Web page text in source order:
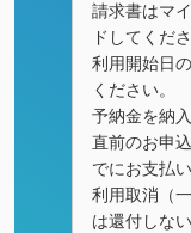
請求書はマ
ドしてくださ
利用開始日
ください。
予納金を納
直前のお申
でにお支払
利⽤取消（
は還付しな